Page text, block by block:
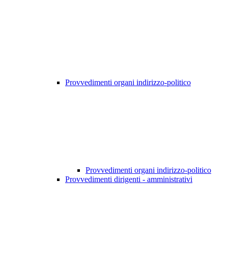
Provvedimenti organi indirizzo-politico
Provvedimenti organi indirizzo-politico
Provvedimenti dirigenti - amministrativi